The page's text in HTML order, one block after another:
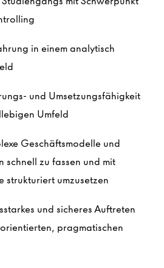
in einem analytisch
und Umsetzungsfähigkeit
Umfeld
Geschäftsmodelle und
schnell zu fassen und mit
strukturiert umzusetzen
und sicheres Auftreten
pragmatischen